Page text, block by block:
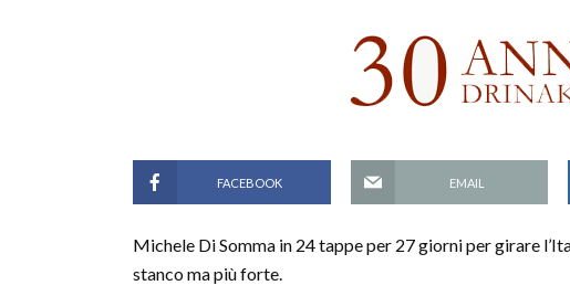
FACEBOOK EMAIL
Michele Di Somma in 24 tappe per 27 giorni per girare
stanco ma più forte.